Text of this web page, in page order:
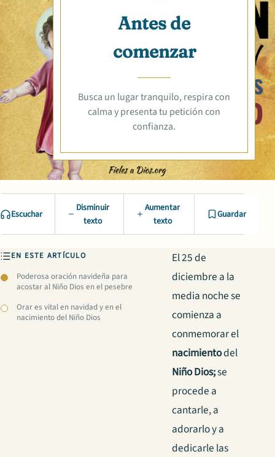
Antes de
comenzar
Busca un lugar tranquilo, respira con
calma y presenta tu petición con
confianza.
Escuchar
Disminuir
texto
Aumentar
texto
Guardar
EN ESTE ARTÍCULO
Poderosa oración navideña para
acostar al Niño Dios en el pesebre
Orar es vital en navidad y en el
nacimiento del Niño Dios
El 25 de
diciembre a la
media noche se
comienza a
conmemorar el
nacimientodel
Niño Dios;se
procede a
cantarle, a
adorarlo y a
dedicarle las